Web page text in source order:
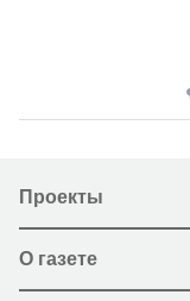
Проекты
О газете